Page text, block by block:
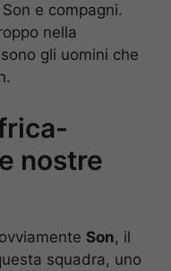
e compagni.
nella
gli uomini che
nostre
Son, il
squadra, uno